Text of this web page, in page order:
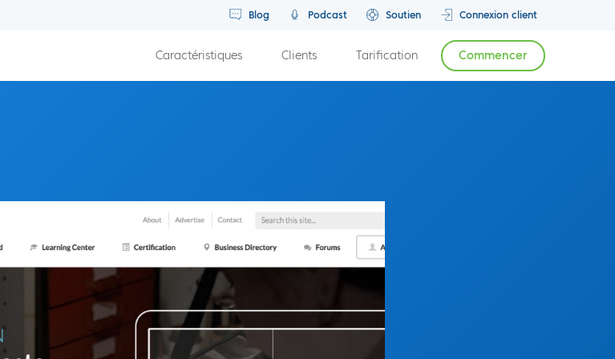
Blog Podcast Soutien Connexion client
Caractéristiques Clients Tarification Commencer